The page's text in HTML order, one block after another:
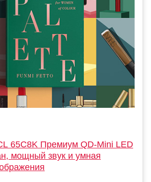
65C8K Премиум QD-Mini LED
мощный звук и умная